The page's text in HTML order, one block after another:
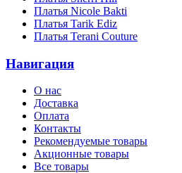
Платья Nicole Bakti
Платья Tarik Ediz
Платья Terani Couture
Навигация
О нас
Доставка
Оплата
Контакты
Рекомендуемые товары
Акционные товары
Все товары